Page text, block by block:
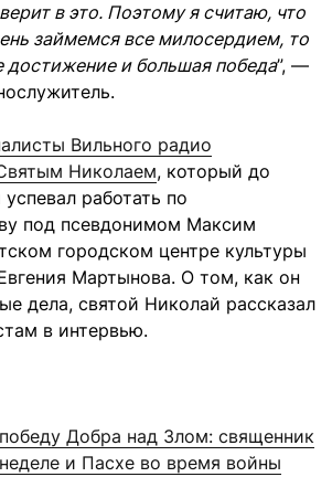
в это. Поэтому я считаю, что
займемся все милосердием, то
достижение и большая победа”, —
Вильного радио
Николаем, который до
работать по
под псевдонимом Максим
городском центре культуры
Мартынова. О том, как он
дела, святой Николай рассказал
в интервью.
Добра над Злом: священник
и Пасхе во время войны